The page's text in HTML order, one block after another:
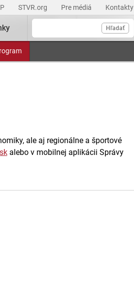
STVR.org Pre médiá Kontakty
Hľadať
ale aj regionálne a športové
alebo v mobilnej aplikácii Správy